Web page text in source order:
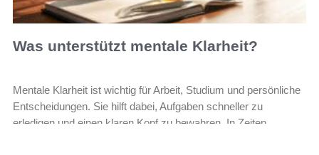
Was unterstützt mentale Klarheit?
Mentale Klarheit ist wichtig für Arbeit, Studium und persönliche
Entscheidungen. Sie hilft dabei, Aufgaben schneller zu
erledigen und einen klaren Kopf zu bewahren. In Zeiten